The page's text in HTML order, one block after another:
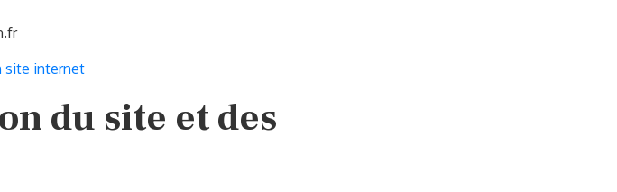
site internet
du site et des